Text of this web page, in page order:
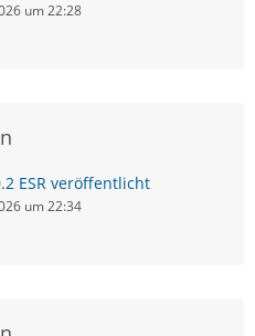
um 22:28
ESR veröffentlicht
um 22:34